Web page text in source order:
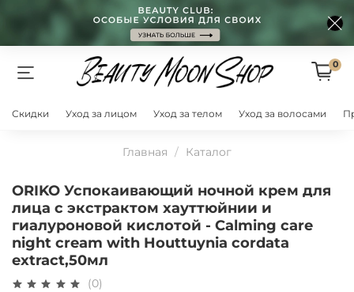
0
Скидки Уход за лицом Уход за телом Уход за волосами
Главная Каталог
ORIKO Успокаивающий ночной крем для
лица с экстрактом хауттюйнии и
гиалуроновой кислотой - Calming care
night cream with Houttuynia cordata
extract,50мл
(0)